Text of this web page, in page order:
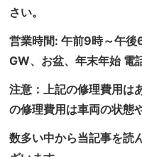
さい。
営業時間: 午前9時～午後
GW、お盆、年末年始
注意：上記の修理費用は
の修理費用は車両の状態
数多い中から当記事を読